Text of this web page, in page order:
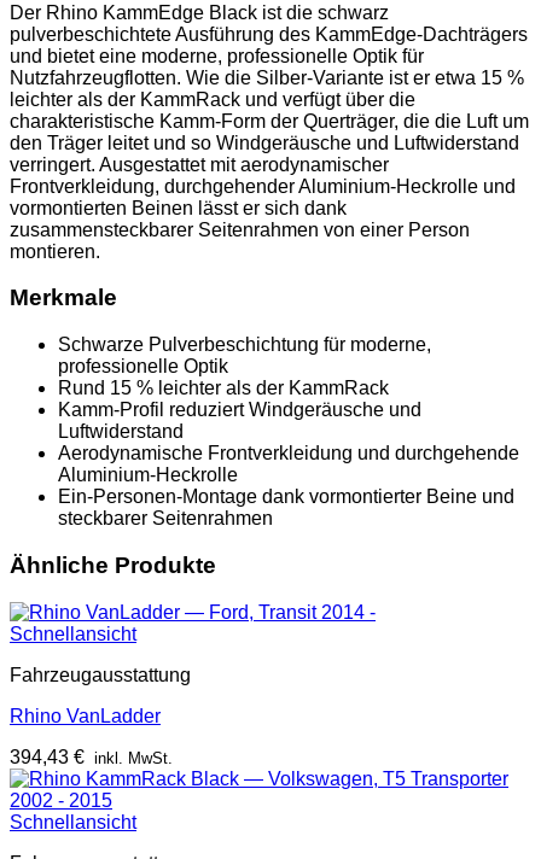
Der Rhino KammEdge Black ist die schwarz
pulverbeschichtete Ausführung des KammEdge-Dachträgers
und bietet eine moderne, professionelle Optik für
Nutzfahrzeugflotten. Wie die Silber-Variante ist er etwa 15 %
leichter als der KammRack und verfügt über die
charakteristische Kamm-Form der Querträger, die die Luft um
den Träger leitet und so Windgeräusche und Luftwiderstand
verringert. Ausgestattet mit aerodynamischer
Frontverkleidung, durchgehender Aluminium-Heckrolle und
vormontierten Beinen lässt er sich dank
zusammensteckbarer Seitenrahmen von einer Person
montieren.
Merkmale
Schwarze Pulverbeschichtung für moderne,
professionelle Optik
Rund 15 % leichter als der KammRack
Kamm-Profil reduziert Windgeräusche und
Luftwiderstand
Aerodynamische Frontverkleidung und durchgehende
Aluminium-Heckrolle
Ein-Personen-Montage dank vormontierter Beine und
steckbarer Seitenrahmen
Ähnliche Produkte
Schnellansicht
Fahrzeugausstattung
Rhino VanLadder
394,43 € inkl. MwSt.
Schnellansicht